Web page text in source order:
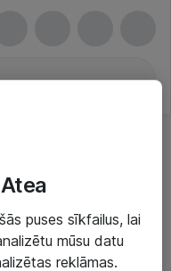
puses sīkfailus, lai
mūsu datu
reklāmas.